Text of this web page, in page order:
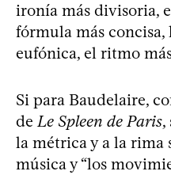
ironía más divisoria,
fórmula más concisa,
eufónica, el ritmo
Si para Baudelaire,
deLe Spleen de Paris,
la métrica y a la rima
música y “los